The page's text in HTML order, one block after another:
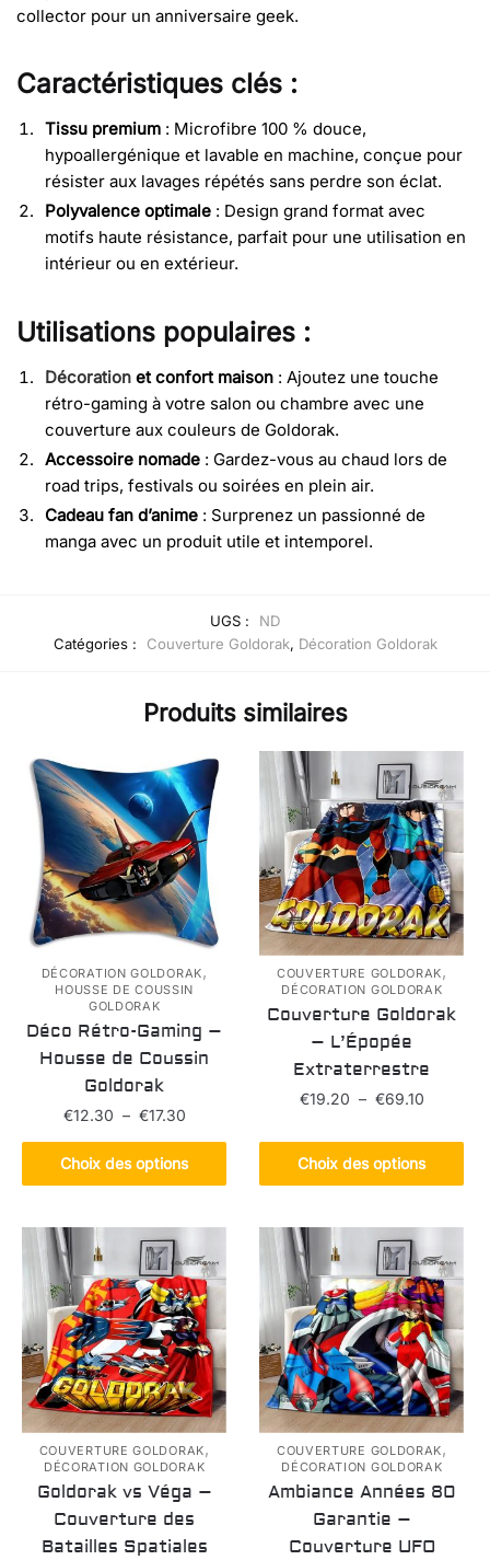
collector pour un anniversaire geek.
Caractéristiques clés :
Tissu premium : Microfibre 100 % douce,
hypoallergénique et lavable en machine, conçue pour
résister aux lavages répétés sans perdre son éclat.
Polyvalence optimale : Design grand format avec
motifs haute résistance, parfait pour une utilisation en
intérieur ou en extérieur.
Utilisations populaires :
Décoration et confort maison : Ajoutez une touche
rétro-gaming à votre salon ou chambre avec une
couverture aux couleurs de Goldorak.
Accessoire nomade : Gardez-vous au chaud lors de
road trips, festivals ou soirées en plein air.
Cadeau fan d’anime : Surprenez un passionné de
manga avec un produit utile et intemporel.
UGS :
ND
Catégories :
Couverture Goldorak, Décoration Goldorak
Produits similaires
DÉCORATION GOLDORAK,
HOUSSE DE COUSSIN
GOLDORAK
Déco Rétro-Gaming –
Housse de Coussin
Goldorak
€12.30 – €17.30Plage
de
prix :
€12.30
Choix des options
Ce
produit
plusieurs
variations.
Les
options
peuvent
être
choisies
sur
la
page
du
produit
COUVERTURE GOLDORAK,
DÉCORATION GOLDORAK
Couverture Goldorak
– L’Épopée
Extraterrestre
€19.20 – €69.10Plage
prix :
€19.20
Choix des options
Ce
produit
variations.
Les
options
peuvent
être
choisies
sur
la
page
du
produit
COUVERTURE GOLDORAK,
DÉCORATION GOLDORAK
Goldorak vs Véga –
Couverture des
Batailles Spatiales
COUVERTURE GOLDORAK,
DÉCORATION GOLDORAK
Ambiance Années 80
Garantie –
Couverture UFO